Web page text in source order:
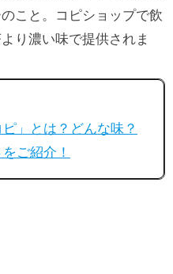
こと。コピショップで飲
り濃い味で提供されま
」とは？どんな味？
ご紹介！